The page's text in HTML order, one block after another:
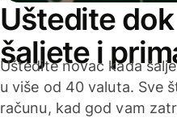
Uštedite
šaljete i
Uštedite novac kada
u više od 40 valuta. Sve
računu, kad god vam